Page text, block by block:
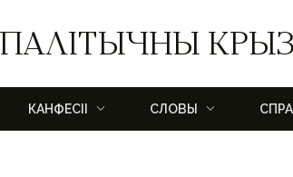
ПАЛІТЫЧНЫ
КАНФЕСІІ СЛОВЫ